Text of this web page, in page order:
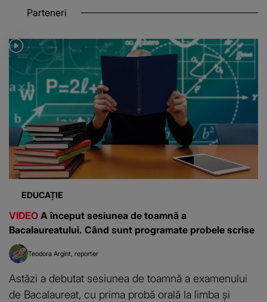
Parteneri
EDUCAȚIE
VIDEO A început sesiunea de toamnă a
Bacalaureatului. Când sunt programate probele scrise
Teodora Argint reporter
Astăzi a debutat sesiunea de toamnă a examenului
de Bacalaureat, cu prima probă orală la limba și